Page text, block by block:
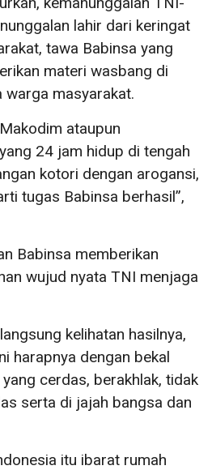
lahir dari keringat
tawa Babinsa yang
materi wasbang di
warga masyarakat.
ataupun
24 jam hidup di tengah
kotori dengan arogansi,
tugas Babinsa berhasil”,
Babinsa memberikan
wujud nyata TNI menjaga
kelihatan hasilnya,
harapnya dengan bekal
cerdas, berakhlak, tidak
serta di jajah bangsa dan
itu ibarat rumah